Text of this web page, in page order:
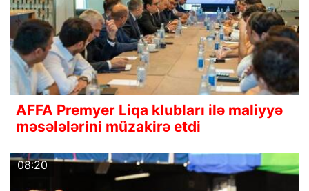
AFFA Premyer Liqa klubları ilə maliyyə
məsələlərini müzakirə etdi
08:20